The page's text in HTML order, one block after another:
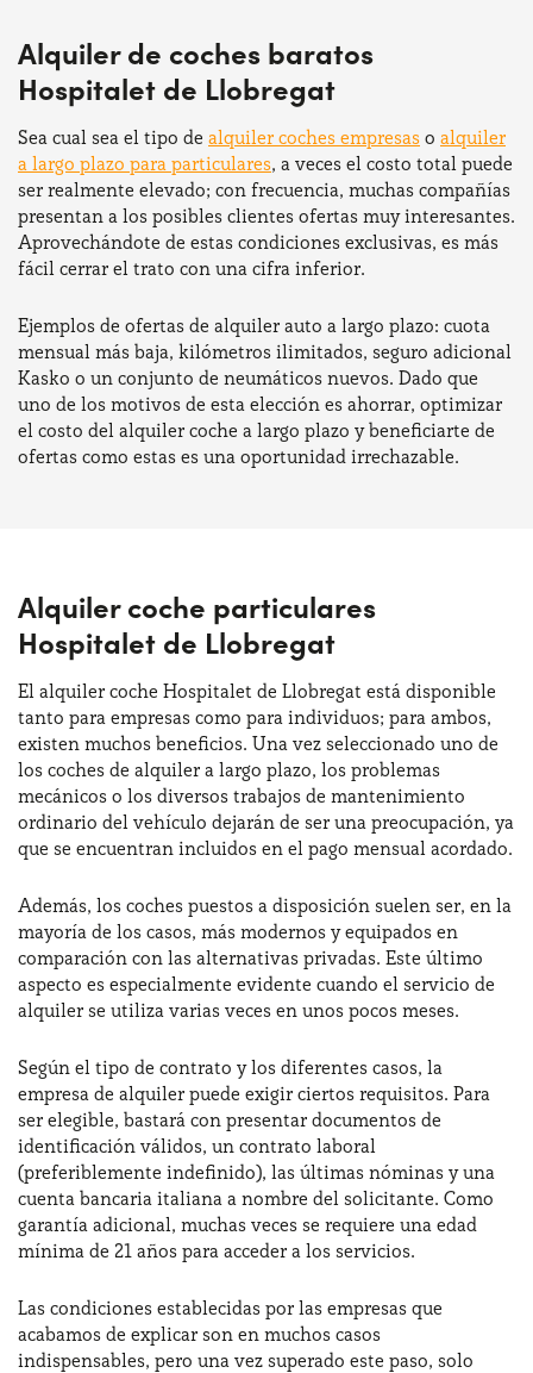
Alquiler de coches baratos
Hospitalet de Llobregat
Sea cual sea el tipo de alquiler coches empresas o alquiler
a largo plazo para particulares, a veces el costo total puede
ser realmente elevado; con frecuencia, muchas compañías
presentan a los posibles clientes ofertas muy interesantes.
Aprovechándote de estas condiciones exclusivas, es más
fácil cerrar el trato con una cifra inferior.
Ejemplos de ofertas de alquiler auto a largo plazo: cuota
mensual más baja, kilómetros ilimitados, seguro adicional
Kasko o un conjunto de neumáticos nuevos. Dado que
uno de los motivos de esta elección es ahorrar, optimizar
el costo del alquiler coche a largo plazo y beneficiarte de
ofertas como estas es una oportunidad irrechazable.
Alquiler coche particulares
Hospitalet de Llobregat
El alquiler coche Hospitalet de Llobregat está disponible
tanto para empresas como para individuos; para ambos,
existen muchos beneficios. Una vez seleccionado uno de
los coches de alquiler a largo plazo, los problemas
mecánicos o los diversos trabajos de mantenimiento
ordinario del vehículo dejarán de ser una preocupación, ya
que se encuentran incluidos en el pago mensual acordado.
Además, los coches puestos a disposición suelen ser, en la
mayoría de los casos, más modernos y equipados en
comparación con las alternativas privadas. Este último
aspecto es especialmente evidente cuando el servicio de
alquiler se utiliza varias veces en unos pocos meses.
Según el tipo de contrato y los diferentes casos, la
empresa de alquiler puede exigir ciertos requisitos. Para
ser elegible, bastará con presentar documentos de
identificación válidos, un contrato laboral
(preferiblemente indefinido), las últimas nóminas y una
cuenta bancaria italiana a nombre del solicitante. Como
garantía adicional, muchas veces se requiere una edad
mínima de 21 años para acceder a los servicios.
Las condiciones establecidas por las empresas que
acabamos de explicar son en muchos casos
indispensables, pero una vez superado este paso, solo